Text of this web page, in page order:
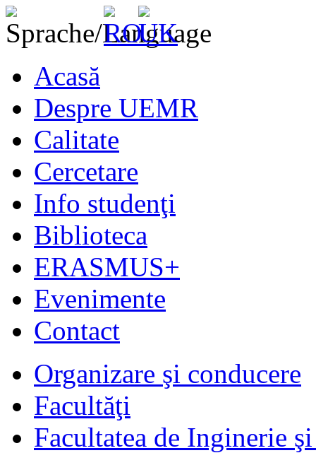
Acasă
Despre UEMR
Calitate
Cercetare
Info studenţi
Biblioteca
ERASMUS+
Evenimente
Contact
Organizare şi conducere
Facultăţi
Facultatea de Inginerie